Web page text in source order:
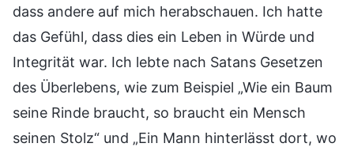
dass andere auf mich herabschauen. Ich hatte
das Gefühl, dass dies ein Leben in Würde und
Integrität war. Ich lebte nach Satans Gesetzen
des Überlebens, wie zum Beispiel „Wie ein Baum
seine Rinde braucht, so braucht ein Mensch
seinen Stolz“ und „Ein Mann hinterlässt dort, wo